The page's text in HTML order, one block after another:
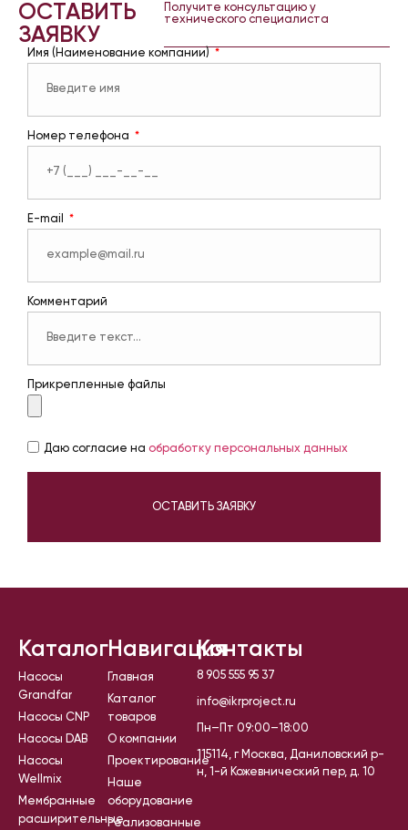
ОСТАВИТЬ
ЗАЯВКУ
Получите консультацию у
технического специалиста
Имя (Наименование компании)
Номер телефона
E-mail
Комментарий
Прикрепленные файлы
Даю согласие на обработку персональных данных
ОСТАВИТЬ ЗАЯВКУ
Каталог
Насосы
Grandfar
Насосы CNP
Насосы DAB
Насосы
Wellmix
Мембранные
расширительные
Навигация
Главная
Каталог
товаров
О компании
Проектирование
Наше
оборудование
Реализованные
Контакты
8 905 555 95 37
info@ikrproject.ru
Пн–Пт 09:00–18:00
115114, г Москва, Даниловский р-
н, 1-й Кожевнический пер, д. 10